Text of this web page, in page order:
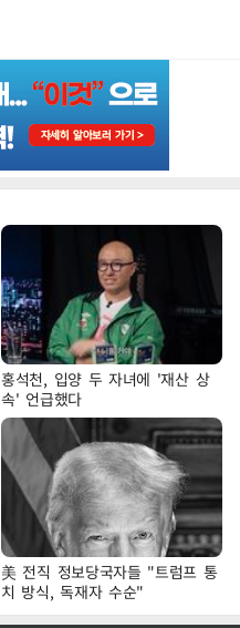
홍석천, 입양 두 자녀에 '재산 상
속' 언급했다
美 전직 정보당국자들 "트럼프 통
치 방식, 독재자 수순"